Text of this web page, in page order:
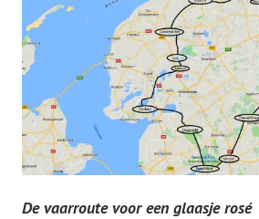
De vaarroute voor een glaasje rosé